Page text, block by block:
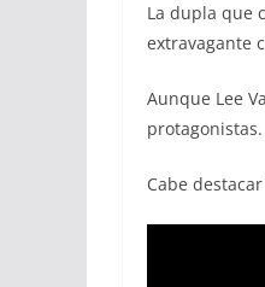
La dupla que
extravagante
Aunque Lee
protagonistas.
Cabe